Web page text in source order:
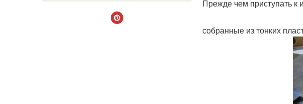
Прежде чем приступать
собранные из тонких